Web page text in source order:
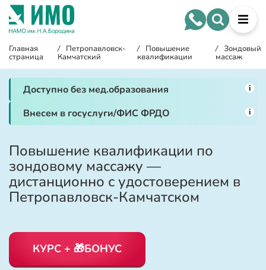
Главная
страница
/ Петропавловск-
Камчатский
/ Повышение
квалификации
/ Зондовый
массаж
Доступно без мед.образования i
Внесем в госуслуги/ФИС ФРДО i
Повышение квалификации по
зондовому массажу —
дистанционно с удостоверением в
Петропавловск-Камчатском
КУРС + 🎁БОНУС